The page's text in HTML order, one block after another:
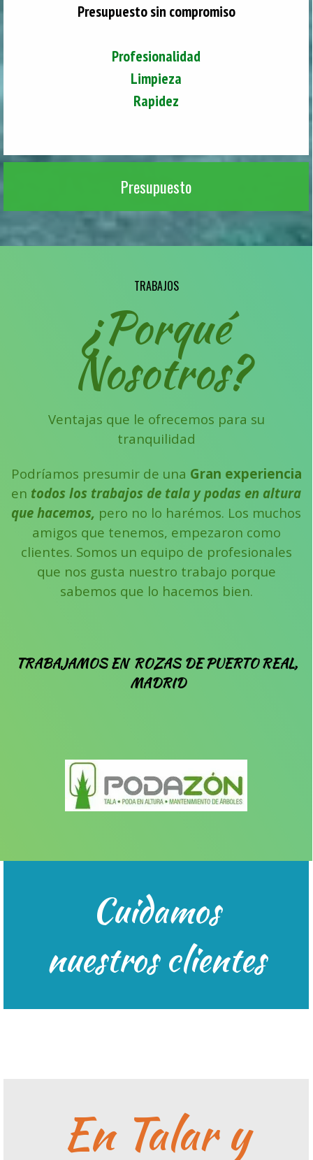
Presupuesto sin compromiso
Profesionalidad
Limpieza
Rapidez
Presupuesto
TRABAJOS
¿Porqué
Nosotros?
Ventajas que le ofrecemos para su
tranquilidad
Podríamos presumir de una Gran experiencia
en todos los trabajos de tala y podas en altura
que hacemos, pero no lo harémos. Los muchos
amigos que tenemos, empezaron como
clientes. Somos un equipo de profesionales
que nos gusta nuestro trabajo porque
sabemos que lo hacemos bien.
TRABAJAMOSEN ROZAS DE PUERTO REAL,
MADRID
Cuidamos
nuestros clientes
Estamos su disposición 24 hras.x7
Escríbenos
En Talar y